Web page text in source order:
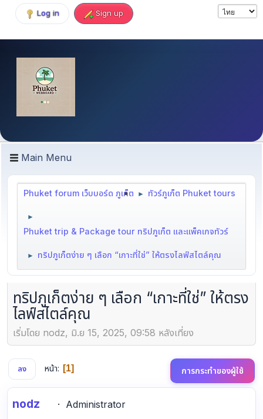
Log in Sign up
Main Menu
Phuket forum เว็บบอร์ด ภูเก็ต ► ทัวร์ภูเก็ต Phuket tours
►
Phuket trip & Package tour ทริปภูเก็ต และแพ็คเกจทัวร์
► ทริปภูเก็ตง่าย ๆ เลือก “เกาะที่ใช่” ให้ตรงไลฟ์สไตล์คุณ
ทริปภูเก็ตง่าย ๆ เลือก “เกาะที่ใช่” ให้ตรง
ไลฟ์สไตล์คุณ
เริ่มโดย nodz, มิ.ย 15, 2025, 09:58 หลังเที่ยง
ลง หน้า 1 การกระทำของผู้ใช้
nodz Administrator